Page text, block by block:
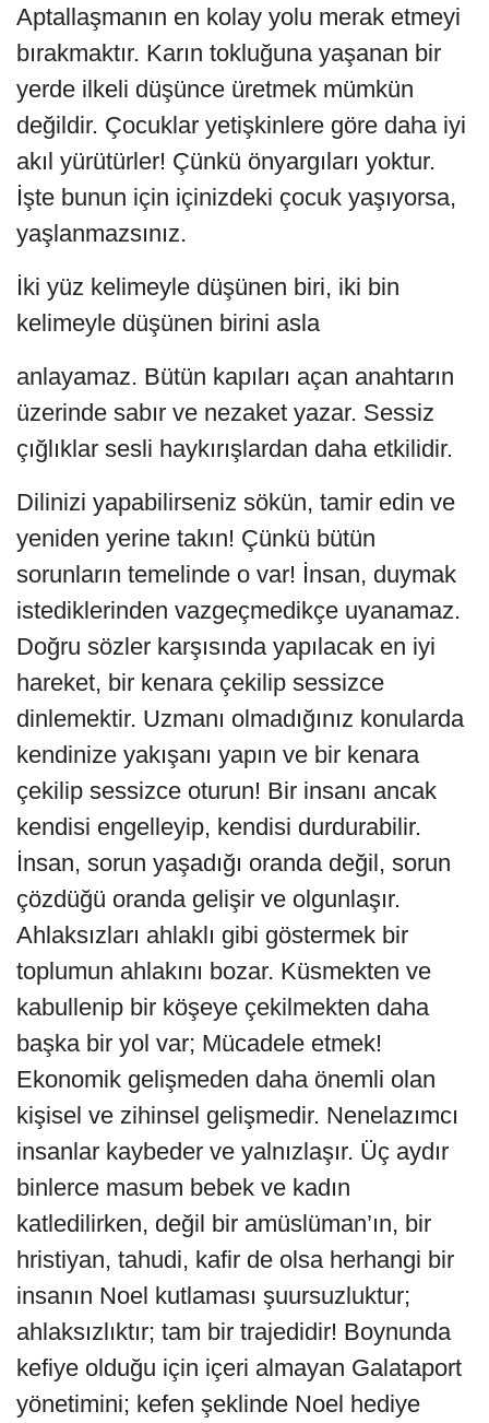
Aptallaşmanın en kolay yolu merak etmeyi
bırakmaktır. Karın tokluğuna yaşanan bir
yerde ilkeli düşünce üretmek mümkün
değildir. Çocuklar yetişkinlere göre daha iyi
akıl yürütürler! Çünkü önyargıları yoktur.
İşte bunun için içinizdeki çocuk yaşıyorsa,
yaşlanmazsınız.
İki yüz kelimeyle düşünen biri, iki bin
kelimeyle düşünen birini asla
anlayamaz. Bütün kapıları açan anahtarın
üzerinde sabır ve nezaket yazar. Sessiz
çığlıklar sesli haykırışlardan daha etkilidir.
Dilinizi yapabilirseniz sökün, tamir edin ve
yeniden yerine takın! Çünkü bütün
sorunların temelinde o var! İnsan, duymak
istediklerinden vazgeçmedikçe uyanamaz.
Doğru sözler karşısında yapılacak en iyi
hareket, bir kenara çekilip sessizce
dinlemektir. Uzmanı olmadığınız konularda
kendinize yakışanı yapın ve bir kenara
çekilip sessizce oturun! Bir insanı ancak
kendisi engelleyip, kendisi durdurabilir.
İnsan, sorun yaşadığı oranda değil, sorun
çözdüğü oranda gelişir ve olgunlaşır.
Ahlaksızları ahlaklı gibi göstermek bir
toplumun ahlakını bozar. Küsmekten ve
kabullenip bir köşeye çekilmekten daha
başka bir yol var; Mücadele etmek!
Ekonomik gelişmeden daha önemli olan
kişisel ve zihinsel gelişmedir. Nenelazımcı
insanlar kaybeder ve yalnızlaşır. Üç aydır
binlerce masum bebek ve kadın
katledilirken, değil bir amüslüman’ın, bir
hristiyan, tahudi, kafir de olsa herhangi bir
insanın Noel kutlaması şuursuzluktur;
ahlaksızlıktır; tam bir trajedidir! Boynunda
kefiye olduğu için içeri almayan Galataport
yönetimini; kefen şeklinde Noel hediye